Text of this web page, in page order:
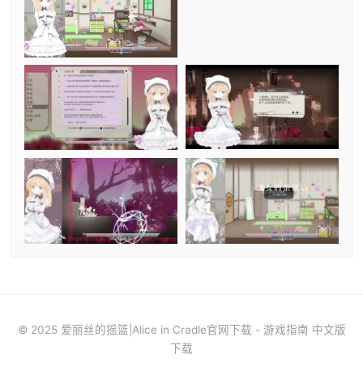
© 2025 爱丽丝的摇篮|Alice in Cradle官网下载 - 游戏指南 中文版
下载